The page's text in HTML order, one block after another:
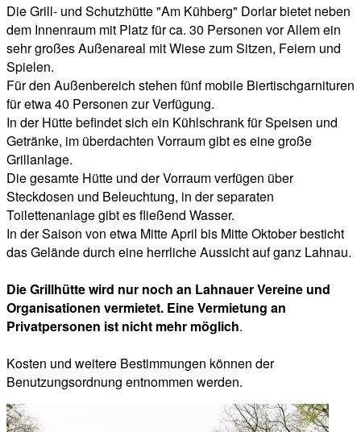
Die Grill- und Schutzhütte "Am Kühberg" Dorlar bietet neben
dem Innenraum mit Platz für ca. 30 Personen vor Allem ein
sehr großes Außenareal mit Wiese zum Sitzen, Feiern und
Spielen.
Für den Außenbereich stehen fünf mobile Biertischgarnituren
für etwa 40 Personen zur Verfügung.
In der Hütte befindet sich ein Kühlschrank für Speisen und
Getränke, im überdachten Vorraum gibt es eine große
Grillanlage.
Die gesamte Hütte und der Vorraum verfügen über
Steckdosen und Beleuchtung, in der separaten
Toilettenanlage gibt es fließend Wasser.
In der Saison von etwa Mitte April bis Mitte Oktober besticht
das Gelände durch eine herrliche Aussicht auf ganz Lahnau.
Die Grillhütte wird nur noch an Lahnauer Vereine und
Organisationen vermietet. Eine Vermietung an
Privatpersonen ist nicht mehr möglich.
Kosten und weitere Bestimmungen können der
Benutzungsordnung entnommen werden.